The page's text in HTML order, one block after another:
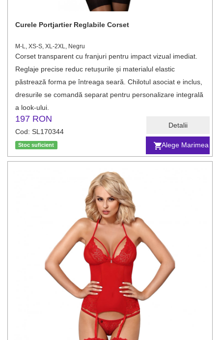
Alege Marimea
Detalii
Curele Portjartier Reglabile Corset
M-L, XS-S, XL-2XL, Negru
Corset transparent cu franjuri pentru impact vizual imediat.
Reglaje precise reduc retușurile și materialul elastic
păstrează forma pe întreaga seară. Chilotul asociat e inclus,
dresurile se comandă separat pentru personalizare integrală
a look-ului.
197 RON
Cod: SL170344
Stoc suficient